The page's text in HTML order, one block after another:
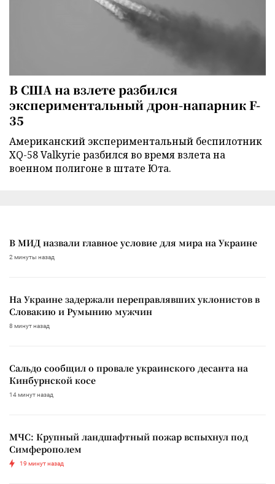
В США на взлете разбился
экспериментальный дрон-напарник F-
35
Американский экспериментальный беспилотник
XQ-58 Valkyrie разбился во время взлета на
военном полигоне в штате Юта.
В МИД назвали главное условие для мира на Украине
2 минуты назад
На Украине задержали переправлявших уклонистов в
Словакию и Румынию мужчин
8 минут назад
Сальдо сообщил о провале украинского десанта на
Кинбурнской косе
14 минут назад
МЧС: Крупный ландшафтный пожар вспыхнул под
Симферополем
19 минут назад